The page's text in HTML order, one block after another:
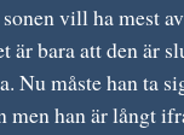
vill ha mest
bara att den är
Nu måste han ta
han är långt